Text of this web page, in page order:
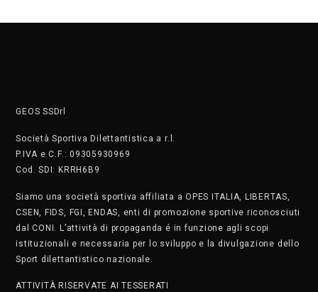
GEOS SSDrl
Società Sportiva Dilettantistica a r.l.
P.IVA e C.F.: 09305930969
Cod. SDI: KRRH6B9
Siamo una società sportiva affiliata a OPES ITALIA, LIBERTAS,
CSEN, FIDS, FGI, ENDAS, enti di promozione sportive riconosciuti
dal CONI. L’attività di propaganda é in funzione agli scopi
istituzionali e necessaria per lo sviluppo e la divulgazione dello
Sport dilettantistico nazionale.
ATTIVITÀ RISERVATE AI TESSERATI